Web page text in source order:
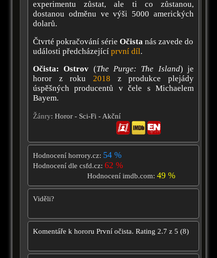
experimentu zůstat, ale ti co zůstanou,
dostanou odměnu ve výši 5000 amerických
dolarů.
Čtvrté pokračování série Očista nás zavede do
události předcházející první díl.
Očista: Ostrov (The Purge: The Island) je
horor z roku2018 z produkce plejády
úspěšných producentů v čele s Michaelem
Bayem.
Žánry: Horor - Sci-Fi - Akční
Hodnocení horrory.cz: 54 %
Hodnocení dle csfd.cz: 62 %
Hodnocení imdb.com:49 %
Viděli?
Komentáře k hororu První očista. Rating 2.7 z 5 (8)